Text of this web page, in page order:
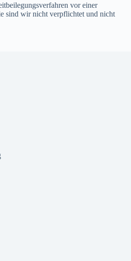
vor einer
sind wir nicht verpflichtet und nicht